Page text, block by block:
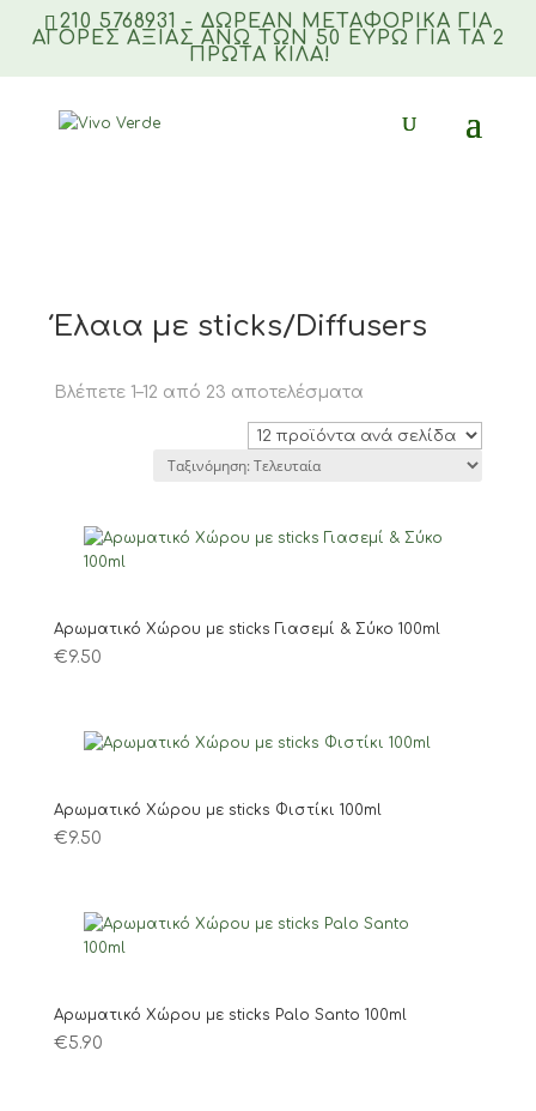
210 5768931 - ΔΩΡΕΑΝ ΜΕΤΑΦΟΡΙΚΆ ΓΙΑ
ΑΓΟΡΈΣ ΑΞΊΑΣ ΆΝΩ ΤΩΝ 50 ΕΥΡΏ ΓΙΑ ΤΑ 2
ΠΡΏΤΑ ΚΙΛΆ!
search
Έλαια με sticks/Diffusers
Βλέπετε 1–12 από 23 αποτελέσματαSorted
latest
Αρωματικό Χώρου με sticks Γιασεμί & Σύκο 100ml
€9.50
Αρωματικό Χώρου με sticks Φιστίκι 100ml
€9.50
Αρωματικό Χώρου με sticks Palo Santo 100ml
€5.90